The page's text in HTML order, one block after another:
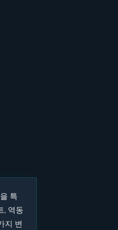
특
, 역동
지 변